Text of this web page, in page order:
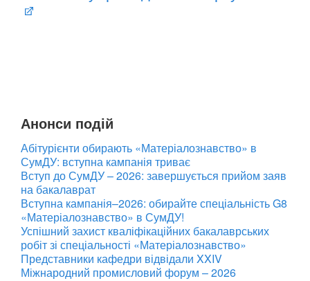
Анонси подій
Абітурієнти обирають «Матеріалознавство» в
СумДУ: вступна кампанія триває
Вступ до СумДУ – 2026: завершується прийом заяв
на бакалаврат
Вступна кампанія–2026: обирайте спеціальність G8
«Матеріалознавство» в СумДУ!
Успішний захист кваліфікаційних бакалаврських
робіт зі спеціальності «Матеріалознавство»
Представники кафедри відвідали XXIV
Міжнародний промисловий форум – 2026